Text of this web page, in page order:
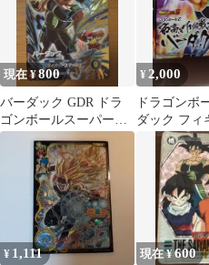
現在 ¥800
バーダック GDR ドラ
ゴンボールスーパーダ
イバーズ バトルオブ
サイヤン
¥ 2,000
ドラゴンボ
ダック フィ
¥ 1,111 現在 ¥600